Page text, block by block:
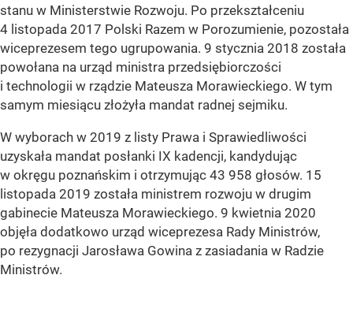
stanu w Ministerstwie Rozwoju. Po przekształceniu
4 listopada 2017 Polski Razem w Porozumienie, pozostała
wiceprezesem tego ugrupowania. 9 stycznia 2018 została
powołana na urząd ministra przedsiębiorczości
i technologii w rządzie Mateusza Morawieckiego. W tym
samym miesiącu złożyła mandat radnej sejmiku.
W wyborach w 2019 z listy Prawa i Sprawiedliwości
uzyskała mandat posłanki IX kadencji, kandydując
w okręgu poznańskim i otrzymując 43 958 głosów. 15
listopada 2019 została ministrem rozwoju w drugim
gabinecie Mateusza Morawieckiego. 9 kwietnia 2020
objęła dodatkowo urząd wiceprezesa Rady Ministrów,
po rezygnacji Jarosława Gowina z zasiadania w Radzie
Ministrów.